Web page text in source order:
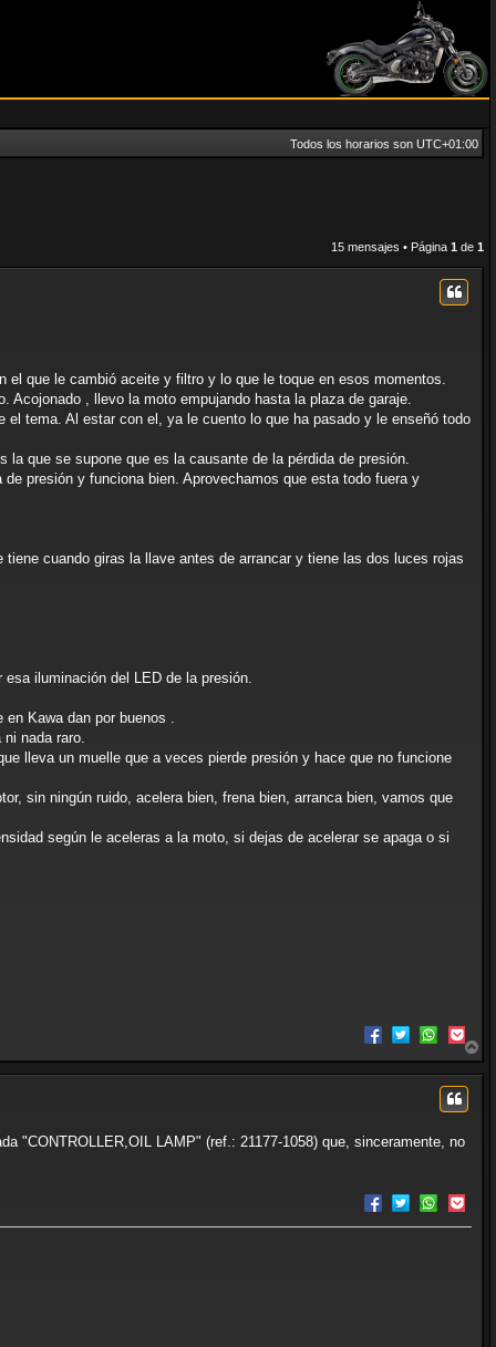
Todos los horarios son UTC+01:00
15 mensajes • Página 1 de 1
que le cambió aceite y filtro y lo que le toque en esos momentos.
, llevo la moto empujando hasta la plaza de garaje.
tema. Al estar con el, ya le cuento lo que ha pasado y le enseñó todo
que se supone que es la causante de la pérdida de presión.
presión y funciona bien. Aprovechamos que esta todo fuera y
cuando giras la llave antes de arrancar y tiene las dos luces rojas
iluminación del LED de la presión.
Kawa dan por buenos .
nada raro.
lleva un muelle que a veces pierde presión y hace que no funcione
sin ningún ruido, acelera bien, frena bien, arranca bien, vamos que
según le aceleras a la moto, si dejas de acelerar se apaga o si
r
r
"CONTROLLER,OIL LAMP" (ref.: 21177-1058) que, sinceramente, no